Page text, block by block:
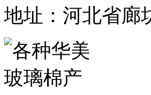
地址：河北省廊